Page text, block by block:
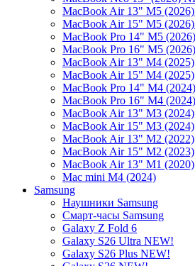
MacBook Air 13" M5
MacBook Air 15" M5
MacBook Pro 14" M5
MacBook Pro 16" M5
MacBook Air 13" M4 (2025)
MacBook Air 15" M4 (2025)
MacBook Pro 14" M4 (2024)
MacBook Pro 16" M4 (2024)
MacBook Air 13" M3 (2024)
MacBook Air 15" M3 (2024)
MacBook Air 13" M2 (2022)
MacBook Air 15" M2 (2023)
MacBook Air 13" M1 (2020)
Mac mini M4 (2024)
Samsung
Наушники Samsung
Смарт-часы Samsung
Galaxy Z Fold 6
Galaxy S26 Ultra NEW!
Galaxy S26 Plus NEW!